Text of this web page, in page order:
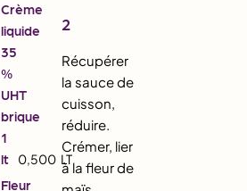
Crème
liquide
35
%
UHT
brique
1
lt
0,500 LT
Fleur
2
Récupérer
la sauce de
cuisson,
réduire.
Crémer, lier
à la fleur de